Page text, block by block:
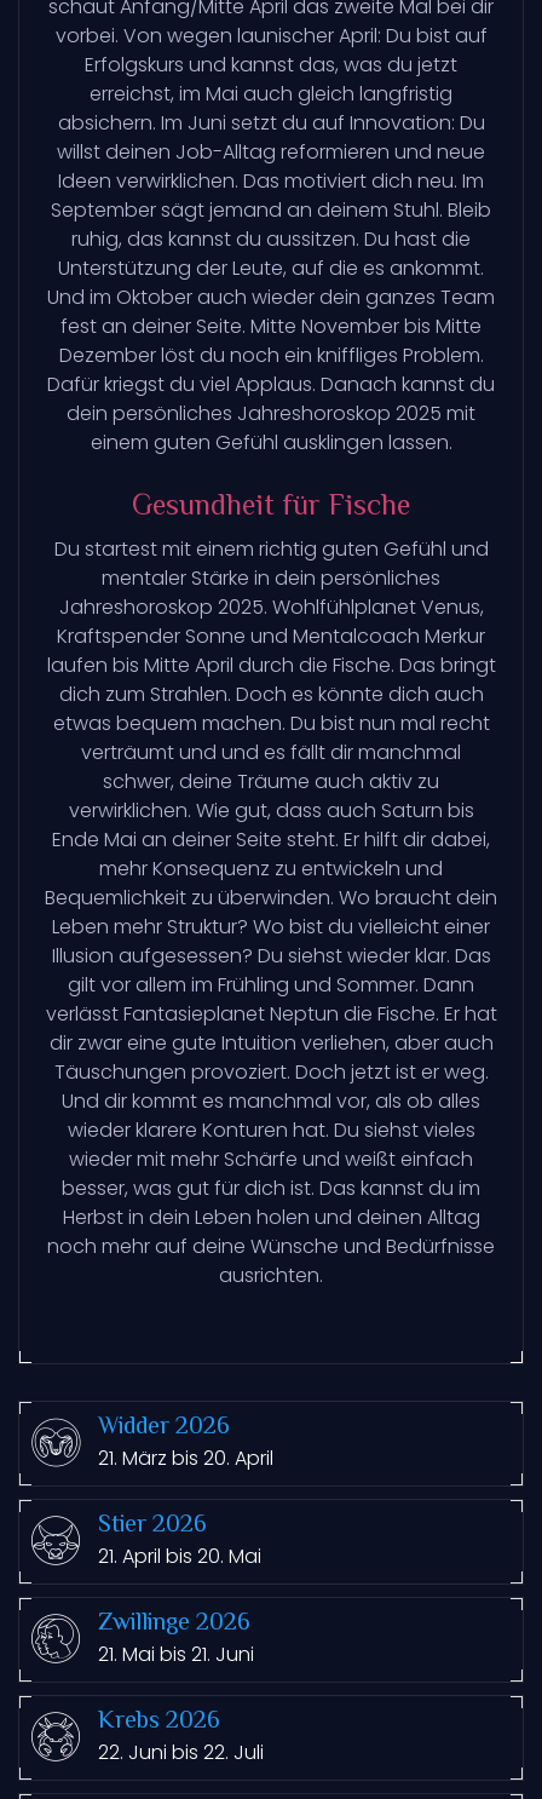
schaut Anfang/Mitte April das zweite Mal bei dir
vorbei. Von wegen launischer April: Du bist auf
Erfolgskurs und kannst das, was du jetzt
erreichst, im Mai auch gleich langfristig
absichern. Im Juni setzt du auf Innovation: Du
willst deinen Job-Alltag reformieren und neue
Ideen verwirklichen. Das motiviert dich neu. Im
September sägt jemand an deinem Stuhl. Bleib
ruhig, das kannst du aussitzen. Du hast die
Unterstützung der Leute, auf die es ankommt.
Und im Oktober auch wieder dein ganzes Team
fest an deiner Seite. Mitte November bis Mitte
Dezember löst du noch ein kniffliges Problem.
Dafür kriegst du viel Applaus. Danach kannst du
dein persönliches Jahreshoroskop 2025 mit
einem guten Gefühl ausklingen lassen.
Gesundheit für Fische
Du startest mit einem richtig guten Gefühl und
mentaler Stärke in dein persönliches
Jahreshoroskop 2025. Wohlfühlplanet Venus,
Kraftspender Sonne und Mentalcoach Merkur
laufen bis Mitte April durch die Fische. Das bringt
dich zum Strahlen. Doch es könnte dich auch
etwas bequem machen. Du bist nun mal recht
verträumt und und es fällt dir manchmal
schwer, deine Träume auch aktiv zu
verwirklichen. Wie gut, dass auch Saturn bis
Ende Mai an deiner Seite steht. Er hilft dir dabei,
mehr Konsequenz zu entwickeln und
Bequemlichkeit zu überwinden. Wo braucht dein
Leben mehr Struktur? Wo bist du vielleicht einer
Illusion aufgesessen? Du siehst wieder klar. Das
gilt vor allem im Frühling und Sommer. Dann
verlässt Fantasieplanet Neptun die Fische. Er hat
dir zwar eine gute Intuition verliehen, aber auch
Täuschungen provoziert. Doch jetzt ist er weg.
Und dir kommt es manchmal vor, als ob alles
wieder klarere Konturen hat. Du siehst vieles
wieder mit mehr Schärfe und weißt einfach
besser, was gut für dich ist. Das kannst du im
Herbst in dein Leben holen und deinen Alltag
noch mehr auf deine Wünsche und Bedürfnisse
ausrichten.
Widder 2026
21. März bis 20. April
Stier 2026
21. April bis 20. Mai
Zwillinge 2026
21. Mai bis 21. Juni
Krebs 2026
22. Juni bis 22. Juli